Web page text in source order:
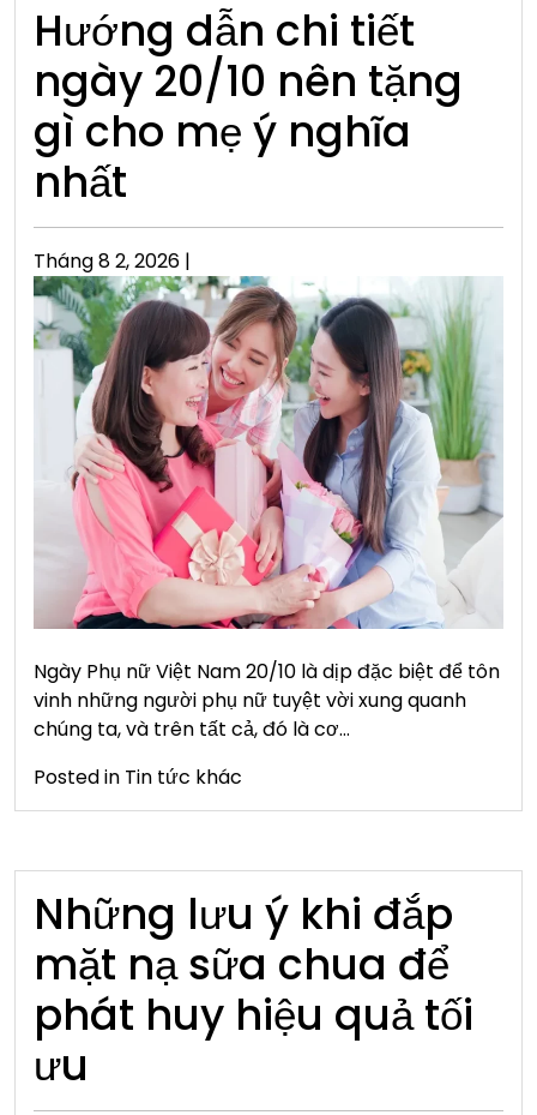
Hướng dẫn chi tiết
ngày 20/10 nên tặng
gì cho mẹ ý nghĩa
nhất
Posted
on
Tháng 8 2, 2026 |
Ngày Phụ nữ Việt Nam 20/10 là dịp đặc biệt để tôn
vinh những người phụ nữ tuyệt vời xung quanh
chúng ta, và trên tất cả, đó là cơ…
Posted in Tin tức khác
Những lưu ý khi đắp
mặt nạ sữa chua để
phát huy hiệu quả tối
ưu